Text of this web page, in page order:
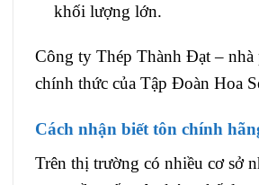
khối lượng lớn.
Công ty Thép Thành Đạt – nhà
chính thức của Tập Đoàn Hoa
Cách nhận biết tôn chính
Trên thị trường có nhiều cơ sở